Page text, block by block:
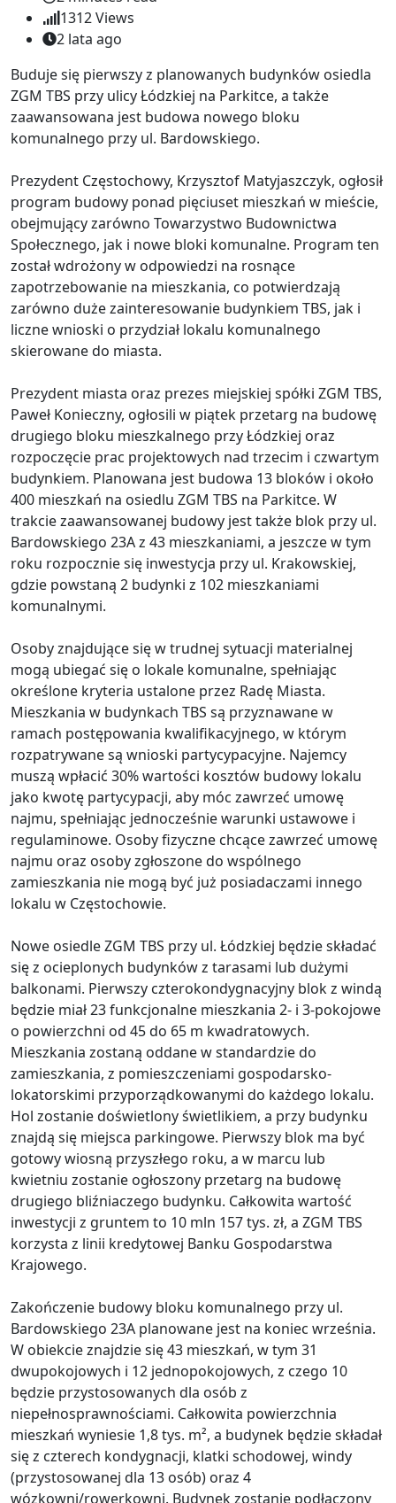
1312Views
2 lata ago
Buduje się pierwszy z planowanych budynków osiedla
ZGM TBS przy ulicy Łódzkiej na Parkitce, a także
zaawansowana jest budowa nowego bloku
komunalnego przy ul. Bardowskiego.
Prezydent Częstochowy, Krzysztof Matyjaszczyk, ogłosił
program budowy ponad pięciuset mieszkań w mieście,
obejmujący zarówno Towarzystwo Budownictwa
Społecznego, jak i nowe bloki komunalne. Program ten
został wdrożony w odpowiedzi na rosnące
zapotrzebowanie na mieszkania, co potwierdzają
zarówno duże zainteresowanie budynkiem TBS, jak i
liczne wnioski o przydział lokalu komunalnego
skierowane do miasta.
Prezydent miasta oraz prezes miejskiej spółki ZGM TBS,
Paweł Konieczny, ogłosili w piątek przetarg na budowę
drugiego bloku mieszkalnego przy Łódzkiej oraz
rozpoczęcie prac projektowych nad trzecim i czwartym
budynkiem. Planowana jest budowa 13 bloków i około
400 mieszkań na osiedlu ZGM TBS na Parkitce. W
trakcie zaawansowanej budowy jest także blok przy ul.
Bardowskiego 23A z 43 mieszkaniami, a jeszcze w tym
roku rozpocznie się inwestycja przy ul. Krakowskiej,
gdzie powstaną 2 budynki z 102 mieszkaniami
komunalnymi.
Osoby znajdujące się w trudnej sytuacji materialnej
mogą ubiegać się o lokale komunalne, spełniając
określone kryteria ustalone przez Radę Miasta.
Mieszkania w budynkach TBS są przyznawane w
ramach postępowania kwalifikacyjnego, w którym
rozpatrywane są wnioski partycypacyjne. Najemcy
muszą wpłacić 30% wartości kosztów budowy lokalu
jako kwotę partycypacji, aby móc zawrzeć umowę
najmu, spełniając jednocześnie warunki ustawowe i
regulaminowe. Osoby fizyczne chcące zawrzeć umowę
najmu oraz osoby zgłoszone do wspólnego
zamieszkania nie mogą być już posiadaczami innego
lokalu w Częstochowie.
Nowe osiedle ZGM TBS przy ul. Łódzkiej będzie składać
się z ocieplonych budynków z tarasami lub dużymi
balkonami. Pierwszy czterokondygnacyjny blok z windą
będzie miał 23 funkcjonalne mieszkania 2- i 3-pokojowe
o powierzchni od 45 do 65 m kwadratowych.
Mieszkania zostaną oddane w standardzie do
zamieszkania, z pomieszczeniami gospodarsko-
lokatorskimi przyporządkowanymi do każdego lokalu.
Hol zostanie doświetlony świetlikiem, a przy budynku
znajdą się miejsca parkingowe. Pierwszy blok ma być
gotowy wiosną przyszłego roku, a w marcu lub
kwietniu zostanie ogłoszony przetarg na budowę
drugiego bliźniaczego budynku. Całkowita wartość
inwestycji z gruntem to 10 mln 157 tys. zł, a ZGM TBS
korzysta z linii kredytowej Banku Gospodarstwa
Krajowego.
Zakończenie budowy bloku komunalnego przy ul.
Bardowskiego 23A planowane jest na koniec września.
W obiekcie znajdzie się 43 mieszkań, w tym 31
dwupokojowych i 12 jednopokojowych, z czego 10
będzie przystosowanych dla osób z
niepełnosprawnościami. Całkowita powierzchnia
mieszkań wyniesie 1,8 tys. m², a budynek będzie składał
się z czterech kondygnacji, klatki schodowej, windy
(przystosowanej dla 13 osób) oraz 4
wózkowni/rowerkowni. Budynek zostanie podłączony